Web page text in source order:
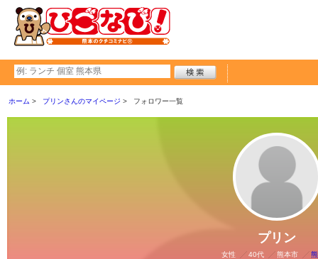
ホーム プリンさんのマイページ フォロワー一覧
プリン
女性 40代 熊本市